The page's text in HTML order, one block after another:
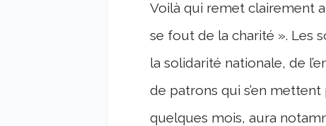
Voilà qui remet clairement
se fout de la charité ». Les
la solidarité nationale, de
de patrons qui s’en
quelques mois, aura